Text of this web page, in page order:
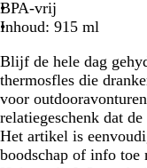
l
a
w
a
u
BPA-vrij
Inhoud: 915 ml
Blijf de hele dag
thermosfles die
voor
relatiegeschenk dat
Het artikel is
boodschap of info toe